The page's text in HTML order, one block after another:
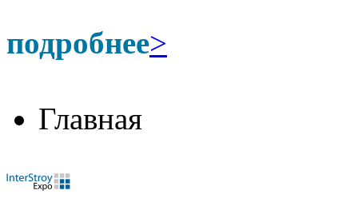
подробнее>
Главная